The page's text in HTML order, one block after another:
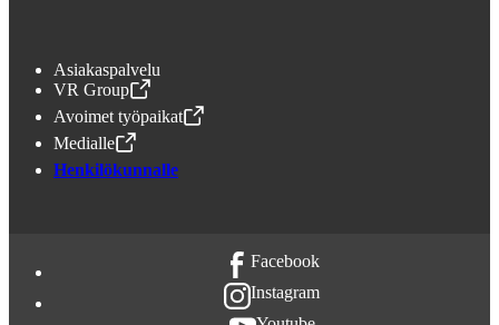
Asiakaspalvelu
VR Group
,Avataan uudessa välilehdessä
Avoimet työpaikat
,Avataan uudessa välilehdessä
Medialle
,Avataan uudessa välilehdessä
Henkilökunnalle
Facebook
Instagram